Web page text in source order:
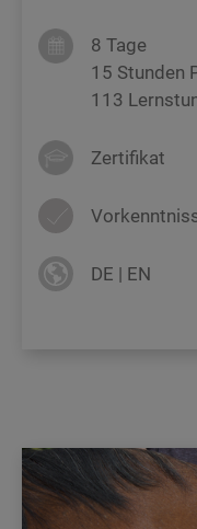
8 Tage
15 Stunden
113
Zertifikat
DE | EN